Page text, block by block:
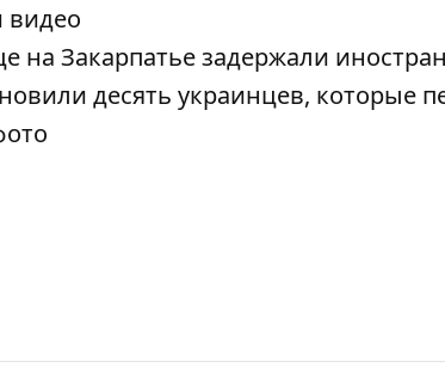
видео
на Закарпатье задержали
десять украинцев, которые